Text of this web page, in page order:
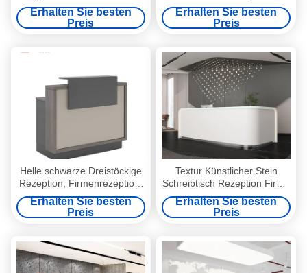
Rezeption Tisch in Silber
Unterstützung der
Anpassung und weiß mit
Erhalten Sie besten
Preis
Schreibtisch Für
Besprechungsraummöbel
Erhalten Sie besten
Preis
Helle schwarze Dreistöckige
Rezeption, Firmenrezeption,
moderner und
minimalistischer Stil,
Kundenrezeption,
Erhalten Sie besten
Preis
Textur Künstlicher Stein
Schreibtisch Rezeption Firma
Hotel Rezeption Service
Desk Einfacher, moderner
und stilvoller geschwungener
Erhalten Sie besten
Preis